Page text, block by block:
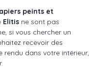
peints et
Elitis ne sont pas
si vous chercher un
recevoir des
rendu dans votre intérieur,